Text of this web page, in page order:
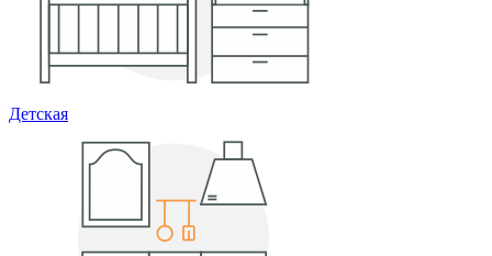
Детская